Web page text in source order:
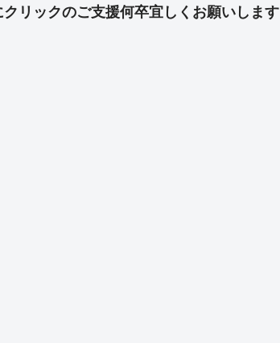
ss e
リックのご支援何卒宜しくお願いします